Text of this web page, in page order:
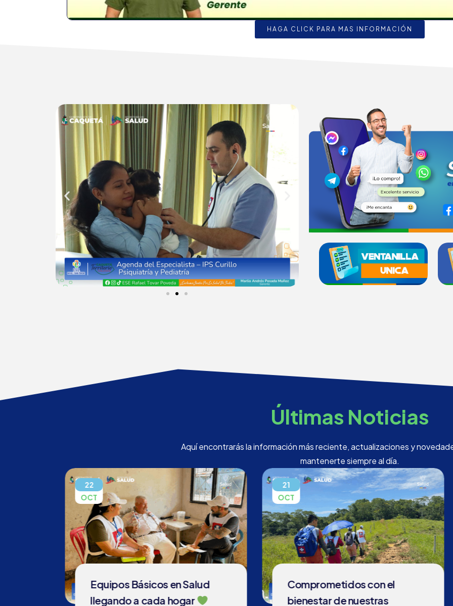
HAGA CLICK PARA MAS INFORMACIÓN
Últimas Noticias
Aquí encontrarás la información más reciente, actualizaciones y
mantenerte siempre al día.
22
OCT
Equipos Básicos en Salud
llegando a cada hogar
21
OCT
Comprometidos con el
bienestar de nuestras